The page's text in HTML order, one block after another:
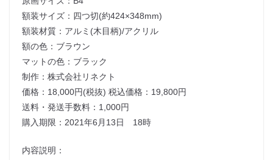
額装サイズ：四つ切(約424×348mm)
額装材質：アルミ(木目柄)/アクリル
額の色：ブラウン
マットの色：ブラック
制作：株式会社リネクト
価格：18,000円(税抜) 税込価格：19,800円
送料・発送手数料：1,000円
購入期限：2021年6月13日 18時
内容説明：